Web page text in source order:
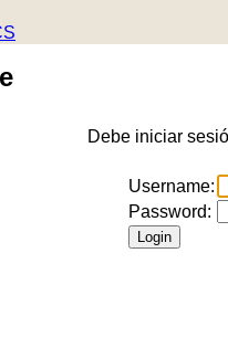
Debe iniciar
Username:
Password: